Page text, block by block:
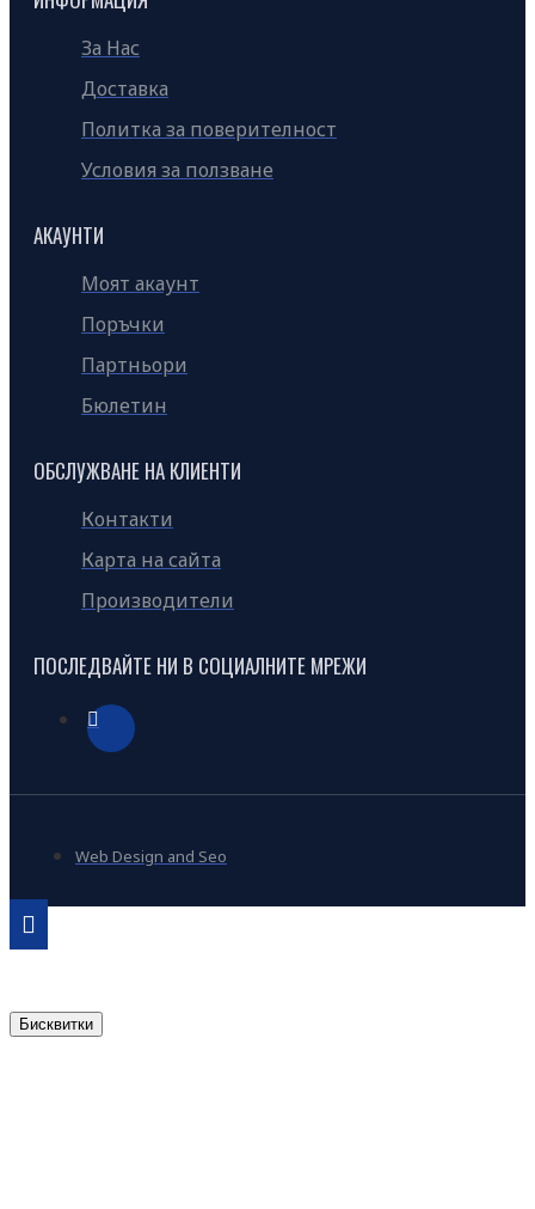
За Нас
Доставка
Политка за поверителност
Условия за ползване
АКАУНТИ
Моят акаунт
Поръчки
Партньори
Бюлетин
ОБСЛУЖВАНЕ НА КЛИЕНТИ
Контакти
Карта на сайта
Производители
ПОСЛЕДВАЙТЕ НИ В СОЦИАЛНИТЕ МРЕЖИ
Web Design and Seo
Бисквитки